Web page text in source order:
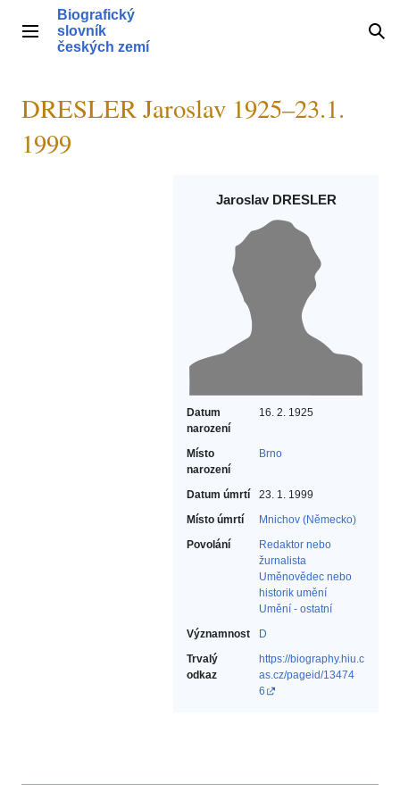
obsahHlavní menu
Biografický
slovník
českých zemí
DRESLER Jaroslav 1925–23.1.
1999
Jaroslav DRESLER
Datum
narození
16. 2. 1925
Místo
narození
Brno
Datum úmrtí
23. 1. 1999
Místo úmrtí
Mnichov (Německo)
Povolání
Redaktor nebo
žurnalista‎
Uměnovědec nebo
historik umění‎
Umění - ostatní
Významnost
D
Trvalý
odkaz
https://biography.hiu.c
as.cz/pageid/13474
6